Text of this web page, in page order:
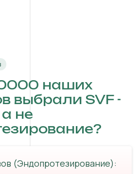
наших
выбрали SVF -
не
(Эндопротезирование):